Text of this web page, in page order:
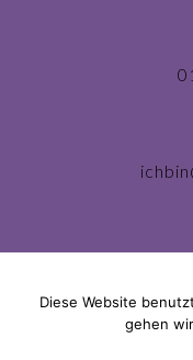
Diese Website
gehen